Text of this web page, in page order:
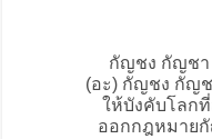
กัญชง กัญชา
(อะ) กัญชง กัญช
ให้บังคับโลก
ออกกฎหมาย